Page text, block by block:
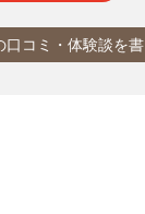
口コミ・体験談を書